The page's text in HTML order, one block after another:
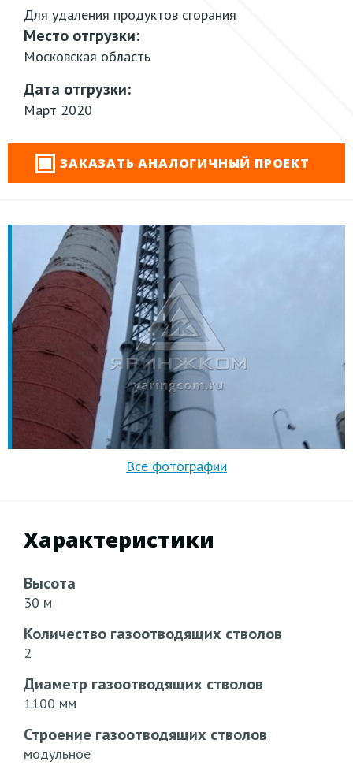
Для удаления продуктов сгорания
Место отгрузки:
Московская область
Дата отгрузки:
Март 2020
ЗАКАЗАТЬ АНАЛОГИЧНЫЙ ПРОЕКТ
Характеристики
Высота
30 м
Количество газоотводящих стволов
2
Диаметр газоотводящих стволов
1100 мм
Строение газоотводящих стволов
модульное